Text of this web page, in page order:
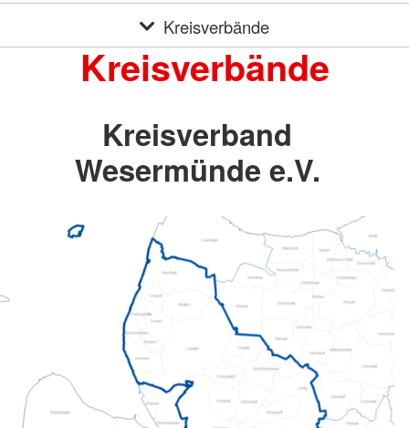
Kreisverbände
Kreisverbände
Kreisverband
Wesermünde e.V.